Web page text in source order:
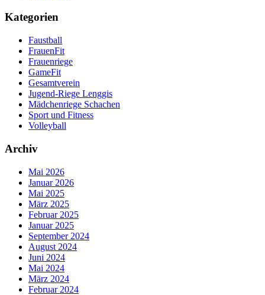
Kategorien
Faustball
FrauenFit
Frauenriege
GameFit
Gesamtverein
Jugend-Riege Lenggis
Mädchenriege Schachen
Sport und Fitness
Volleyball
Archiv
Mai 2026
Januar 2026
Mai 2025
März 2025
Februar 2025
Januar 2025
September 2024
August 2024
Juni 2024
Mai 2024
März 2024
Februar 2024